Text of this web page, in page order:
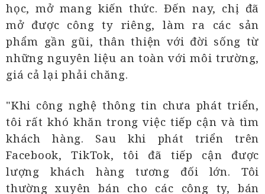
học, mở mang kiến thức. Đến nay, chị đã
mở được công ty riêng, làm ra các sản
phẩm gần gũi, thân thiện với đời sống từ
những nguyên liệu an toàn với môi trường,
giá cả lại phải chăng.
"Khi công nghệ thông tin chưa phát triển,
tôi rất khó khăn trong việc tiếp cận và tìm
khách hàng. Sau khi phát triển trên
Facebook, TikTok, tôi đã tiếp cận được
lượng khách hàng tương đối lớn. Tôi
thường xuyên bán cho các công ty, bán